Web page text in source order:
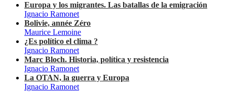
Europa y los migrantes. Las batallas de la emigración
Ignacio Ramonet
Bolivie, année Zéro
Maurice Lemoine
¿Es político el clima ?
Ignacio Ramonet
Marc Bloch. Historia, política y resistencia
Ignacio Ramonet
La OTAN, la guerra y Europa
Ignacio Ramonet